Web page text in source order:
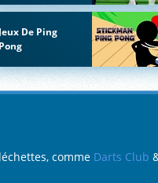
Jeux De Ping
Pong
comme Darts Club